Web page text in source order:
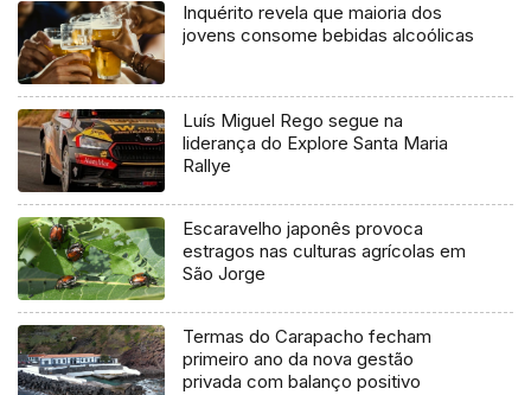
Inquérito revela que maioria dos
jovens consome bebidas alcoólicas
Luís Miguel Rego segue na
liderança do Explore Santa Maria
Rallye
Escaravelho japonês provoca
estragos nas culturas agrícolas em
São Jorge
Termas do Carapacho fecham
primeiro ano da nova gestão
privada com balanço positivo